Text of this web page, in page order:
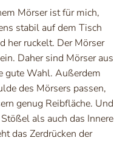
Mörser ist für mich,
stabil auf dem Tisch
her ruckelt. Der Mörser
Daher sind Mörser aus
gute Wahl. Außerdem
des Mörsers passen,
genug Reibfläche. Und
als auch das Innere
das Zerdrücken der